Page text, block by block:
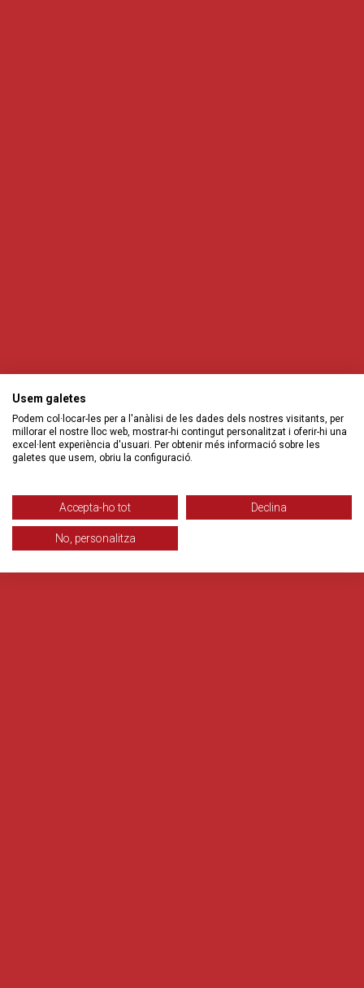
Usem galetes
Podem col·locar-les per a l'anàlisi de les dades dels nostres visitants, per
millorar el nostre lloc web, mostrar-hi contingut personalitzat i oferir-hi una
excel·lent experiència d'usuari. Per obtenir més informació sobre les
galetes que usem, obriu la configuració.
Accepta-ho tot Declina
No, personalitza